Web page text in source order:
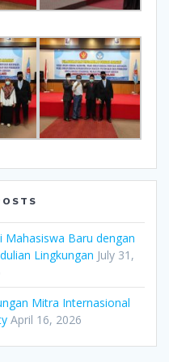
Mahasiswa Baru dengan
Lingkungan July 31,
Mitra Internasional
April 16, 2026